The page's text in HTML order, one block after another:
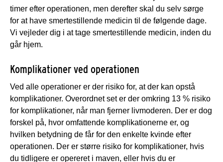
timer efter operationen, men derefter skal du selv sørge
for at have smertestillende medicin til de følgende dage.
Vi vejleder dig i at tage smertestillende medicin, inden du
går hjem.
Komplikationer ved operationen
Ved alle operationer er der risiko for, at der kan opstå
komplikationer. Overordnet set er der omkring 13 % risiko
for komplikationer, når man fjerner livmoderen. Der er dog
forskel på, hvor omfattende komplikationerne er, og
hvilken betydning de får for den enkelte kvinde efter
operationen. Der er større risiko for komplikationer, hvis
du tidligere er opereret i maven, eller hvis du er